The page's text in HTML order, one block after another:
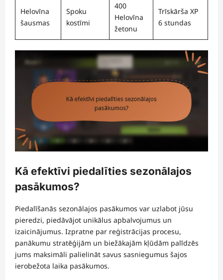
Helovīna
šausmas
Spoku
kostīmi
400
Helovīna
žetonu
Trīskārša XP
6 stundas
Kā efektīvi piedalīties sezonālajos
pasākumos?
Piedalīšanās sezonālajos pasākumos var uzlabot jūsu
pieredzi, piedāvājot unikālus apbalvojumus un
izaicinājumus. Izpratne par reģistrācijas procesu,
panākumu stratēģijām un biežākajām kļūdām palīdzēs
jums maksimāli palielināt savus sasniegumus šajos
ierobežota laika pasākumos.